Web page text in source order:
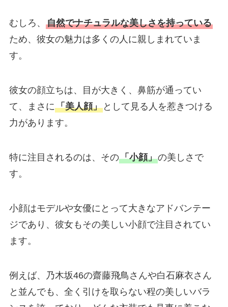
むしろ、 自然でナチュラルな美しさを持っている
ため、彼女の魅力は多くの人に親しまれていま
す。
彼女の顔立ちは、目が大きく、鼻筋が通ってい
て、まさに「美人顔」として見る人を惹きつける
力があります。
特に注目されるのは、その「小顔」の美しさで
す。
小顔はモデルや女優にとって大きなアドバンテー
ジであり、彼女もその美しい小顔で注目されてい
ます。
例えば、乃木坂46の齋藤飛鳥さんや白石麻衣さん
と並んでも、全く引けを取らない程の美しいバラ